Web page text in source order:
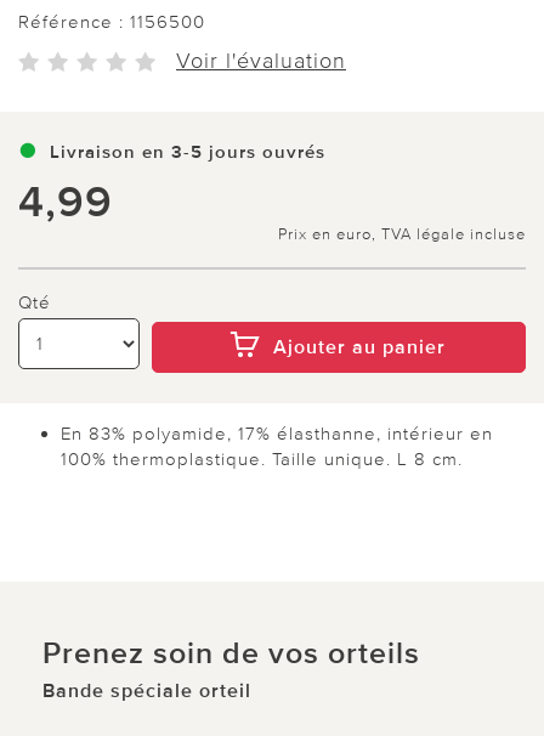
Référence : 1156500
Voir l'évaluation
Livraison en 3-5 jours ouvrés
4,99
Prix en euro, TVA légale incluse
Qté
Ajouter au panier
En 83% polyamide, 17% élasthanne, intérieur en
100% thermoplastique. Taille unique. L 8 cm.
Prenez soin de vos orteils
Bande spéciale orteil